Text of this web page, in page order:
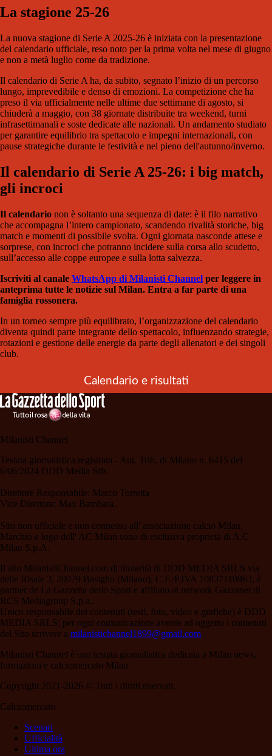
La stagione 25-26
La nuova stagione di Serie A 2025-26 è iniziata con la presentazione
del calendario ufficiale, reso noto per la prima volta nel mese di giugno
e non a metà luglio come da tradizione.
Il calendario di Serie A ha, da subito, segnato l’inizio di un percorso
lungo, imprevedibile e denso di emozioni. La competizione che ha
preso il via ufficialmente nelle ultime due settimane di agosto, si
chiuderà a maggio, con 38 giornate distribuite tra weekend, turni
infrasettimanali e soste dedicate alle nazionali. Un andamento studiato
per garantire equilibrio tra spettacolo e impegni internazionali, con
pause strategiche durante le festività e nel pieno dell'autunno/inverno.
Il calendario di Serie A 25-26: i big match,
gli incroci
Il calendario non è soltanto una sequenza di date: è il filo narrativo
che accompagna l’intero campionato, scandendo rivalità storiche, big
match e momenti di possibile svolta. Ogni giornata nasconde attese e
sorprese, con incroci che potranno incidere sulla corsa allo scudetto,
sull’accesso alle coppe europee e sulla lotta salvezza.
Iscriviti al canale WhatsApp di Milanisti Channel per leggere in
anteprima tutte le notizie sul Milan. Entra a far parte di una
famiglia rossonera.
In un torneo sempre più equilibrato, l’organizzazione del calendario
diventa quindi parte integrante dello spettacolo, influenzando strategie,
rotazioni e gestione delle energie da parte degli allenatori e dei singoli
club.
Calendario e risultati
Milanisti Channel
Testata giornalistica registrata - Aut. Trib. di Milano n. 6415 del
6/06/2024 DDD Media Srls
Direttore Responsabile: Marco Torretta
Vice Direttore: Max Bambara.
Sito non ufficiale e non connesso all' associazione calcio Milan.
Marchio e logo dell' AC Milan sono di esclusiva proprietà di A.C.
Milan S.p.A.
Il sito MilanistiChannel.com di titolarità di DDD MEDIA SRLS via
delle Risaie 3, 20079 Basiglio (Milano), C.F./P.IVA 10837110963, è
partner de La Gazzetta dello Sport e affiliato al network Gazzanet di
RCS Mediagroup S.p.a..
Unico responsabile dei contenuti (testi, foto, video e grafiche) è DDD
MEDIA SRLS; per ogni comunicazione avente ad oggetto i contenuti
del Sito scrivere a milanistichannel1899@gmail.com
Milanisti Channel è una testata giornalistica dedicata a Milan news,
formazioni e calciomercato Milan
Copyright 2021-2026 © Tutti i diritti riservati.
Calciomercato
Scenari
Ufficialità
Ultima ora